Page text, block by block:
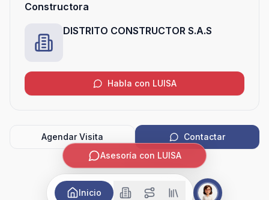
Constructora
DISTRITO CONSTRUCTOR S.A.S
Habla con LUISA
Agendar Visita
Contactar
Asesoría con LUISA
Inicio